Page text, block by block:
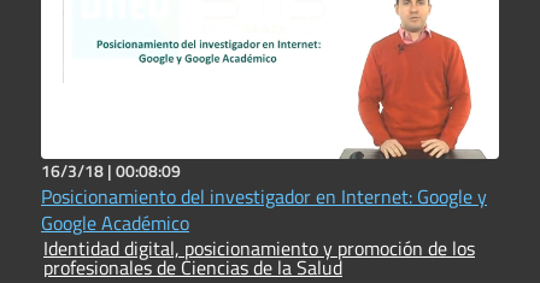
16/3/18 |00:08:09
Posicionamiento del investigador en Internet: Google y
Google Académico
Identidad digital, posicionamiento y promoción de los
profesionales de Ciencias de la Salud